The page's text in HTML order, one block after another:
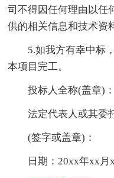
司不得因任何理由以任
供的相关信息和技术资
5.如我方有幸中标，
本项目完工。
投标人全称(盖章)：
法定代表人或其委
(签字或盖章)：
日期：20xx年xx月